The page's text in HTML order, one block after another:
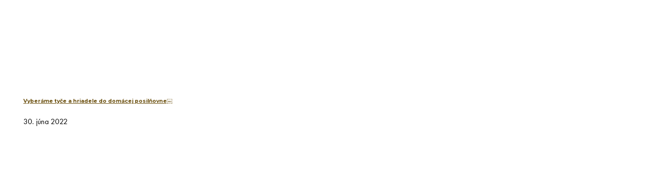
Vyberáme tyče a hriadele do domácej posilňovne￼
30. júna 2022